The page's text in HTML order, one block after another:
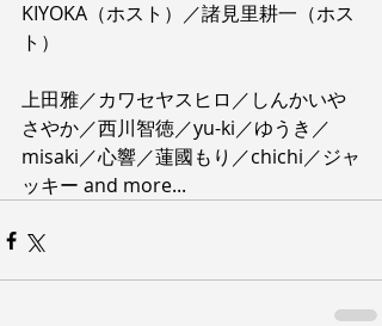
KIYOKA（ホスト）／諸見里耕一（ホス
ト）
上田雅／カワセヤスヒロ／しんかいや
さやか／西川智徳／yu-ki／ゆうき／
misaki／心響／蓮國もり／chichi／ジャ
ッキー and more...